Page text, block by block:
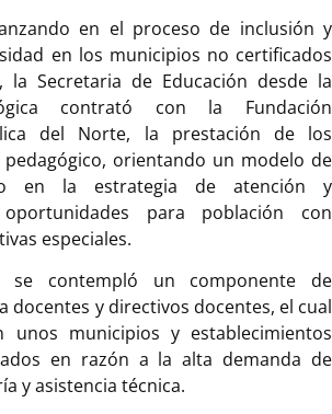
en el proceso de inclusión y
en los municipios no certificados
la Secretaria de Educación desde la
contrató con la Fundación
del Norte, la prestación de los
orientando un modelo de
en la estrategia de atención y
para población con
especiales.
se contempló un componente de
docentes y directivos docentes, el cual
unos municipios y establecimientos
en razón a la alta demanda de
y asistencia técnica.